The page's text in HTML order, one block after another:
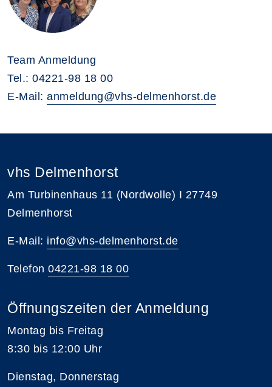
Team Anmeldung
Tel.: 04221-98 18 00
E-Mail: anmeldung@vhs-delmenhorst.de
vhs Delmenhorst
Am Turbinenhaus 11 (Nordwolle) I 27749
Delmenhorst
E-Mail: info@vhs-delmenhorst.de
Telefon 04221-98 18 00
Öffnungszeiten der Anmeldung
Montag bis Freitag
8:30 bis 12:00 Uhr
Dienstag, Donnerstag